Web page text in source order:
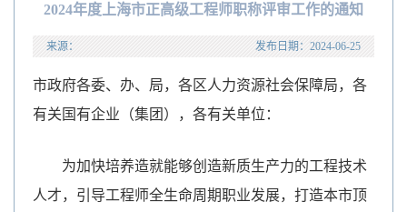
2024年度上海市正高级工程师职称评审工作的通知
发布日期： 2024-06-25
来源：
市政府各委、办、局，各区人力资源社会保障局，各
有关国有企业（集团），各有关单位：
为加快培养造就能够创造新质生产力的工程技术
人才，引导工程师全生命周期职业发展，打造本市顶